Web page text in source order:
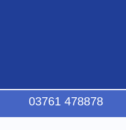
03761 478878